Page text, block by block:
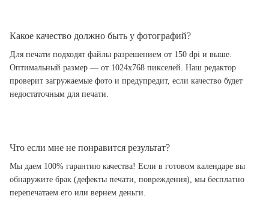
Какое качество должно быть у фотографий?
Для печати подходят файлы разрешением от 150 dpi и выше.
Оптимальный размер — от 1024x768 пикселей. Наш редактор
проверит загружаемые фото и предупредит, если качество будет
недостаточным для печати.
Что если мне не понравится результат?
Мы даем 100% гарантию качества! Если в готовом календаре вы
обнаружите брак (дефекты печати, повреждения), мы бесплатно
перепечатаем его или вернем деньги.